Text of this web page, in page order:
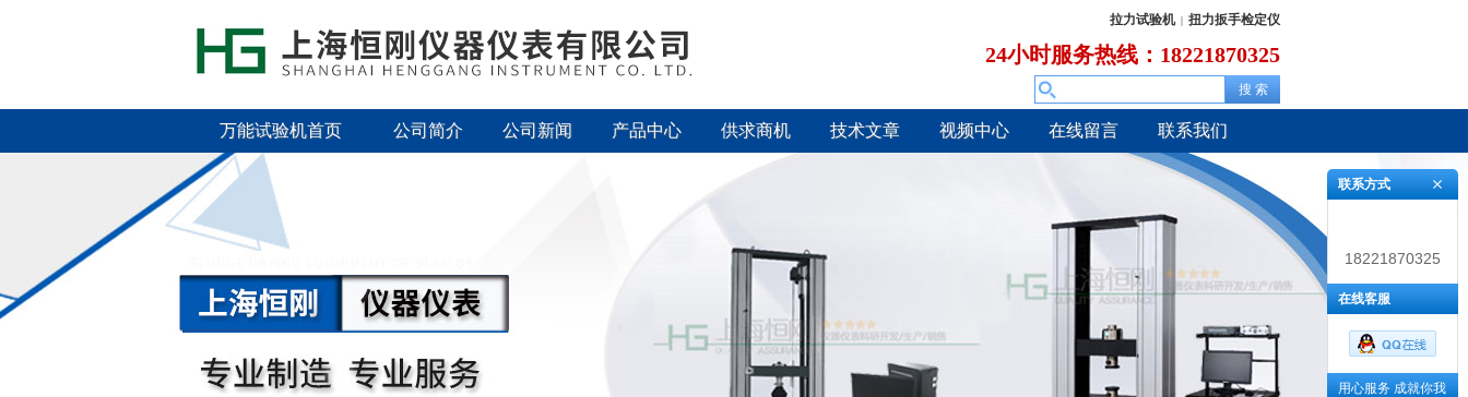
拉力试验机 | 扭力扳手检定仪
24小时服务热线：18221870325
万能试验机首页 公司简介 公司新闻 产品中心 供求商机 技术文章 视频中心 在线留言 联系我们
联系方式
18221870325
在线客服
用心服务 成就你我